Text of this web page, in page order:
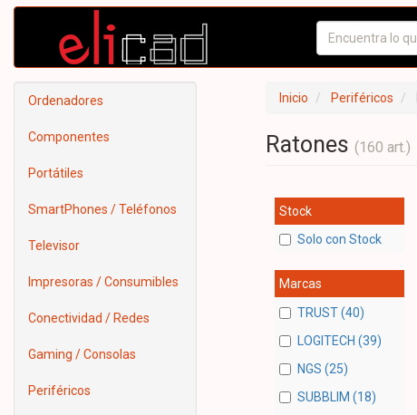
Ordenadores
Componentes
Portátiles
SmartPhones / Teléfonos
Televisor
Impresoras / Consumibles
Conectividad / Redes
Gaming / Consolas
Periféricos
Inicio Periféricos
Ratones (160 art.)
Stock
Solo con Stock
Marcas
TRUST (40)
LOGITECH (39)
NGS (25)
SUBBLIM (18)